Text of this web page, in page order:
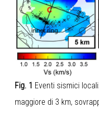
Fig. 1 Eventi sismici
maggiore di 3 km,